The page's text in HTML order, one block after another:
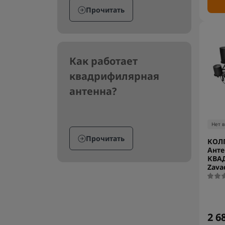
Прочитать
Как работает
квадрифилярная
антенна?
Прочитать
Нет
2